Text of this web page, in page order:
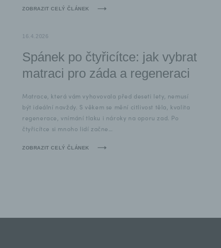
ZOBRAZIT CELÝ ČLÁNEK
Spánek po čtyřicítce: jak vybrat
matraci pro záda a regeneraci
16.4.2026
Matrace, která vám vyhovovala před deseti lety, nemusí
být ideální navždy. S věkem se mění citlivost těla, kvalita
regenerace, vnímání tlaku i nároky na oporu zad. Po
čtyřicítce si mnoho lidí začne…
ZOBRAZIT CELÝ ČLÁNEK